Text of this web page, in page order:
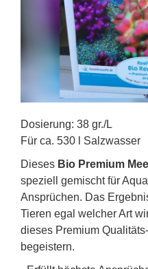
Dosierung: 38 gr./L
Für ca. 530 l Salzwasser
Dieses Bio Premium
speziell gemischt für
Ansprüchen. Das
Tieren egal welcher Art
dieses Premium
begeistern.